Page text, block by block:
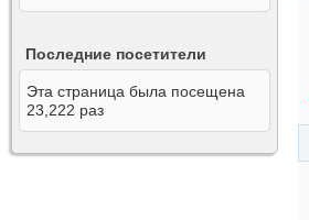
Последние посетители
Эта страница была посещена
23,222 раз